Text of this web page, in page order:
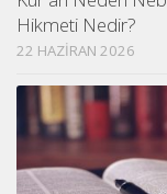
Hikmeti Nedir?
22 HAZIRAN 2026